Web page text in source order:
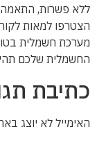
ללא פשרות, התאמה
הצטרפו למאות
מערכת חשמלית
החשמלית שלכם
כתיבת
האימייל לא יוצג